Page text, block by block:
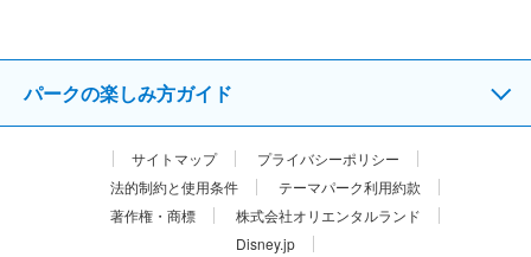
パークの楽しみ方ガイド
サイトマップ
プライバシーポリシー
法的制約と使用条件
テーマパーク利用約款
著作権・商標
株式会社オリエンタルランド
Disney.jp